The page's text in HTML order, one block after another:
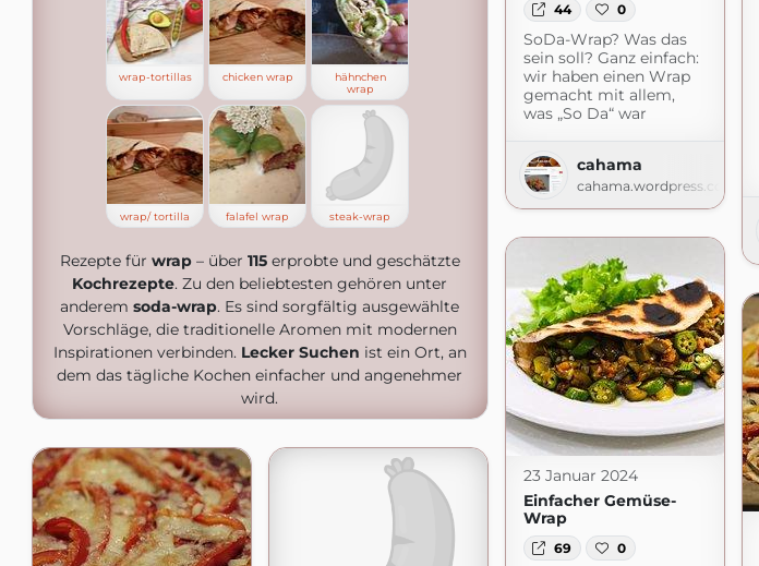
wrap-tortillas chicken wrap
hähnchen
wrap
wrap/ tortilla falafel wrap steak-wrap
Rezepte für wrap– über 115erprobte und geschätzte
Kochrezepte. Zu den beliebtesten gehören unter
anderem soda-wrap. Es sind sorgfältig ausgewählte
Vorschläge, die traditionelle Aromen mit modernen
Inspirationen verbinden. Lecker Suchen ist ein Ort, an
dem das tägliche Kochen einfacher und angenehmer
wird.
44 0
SoDa-Wrap? Was das
sein soll? Ganz einfach:
wir haben einen Wrap
gemacht mit allem,
was „So Da“ war
cahama
cahama.wordpress.com
23 Januar 2024
Einfacher Gemüse-
Wrap
69 0